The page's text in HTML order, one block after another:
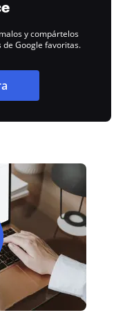
y compártelos
Google favoritas.